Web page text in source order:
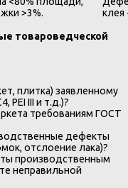
>3%.
клея
товароведческой
плитка) заявленному
PEI III и т.д.)?
требованиям ГОСТ
дефекты
отслоение лака)?
производственным
неправильной